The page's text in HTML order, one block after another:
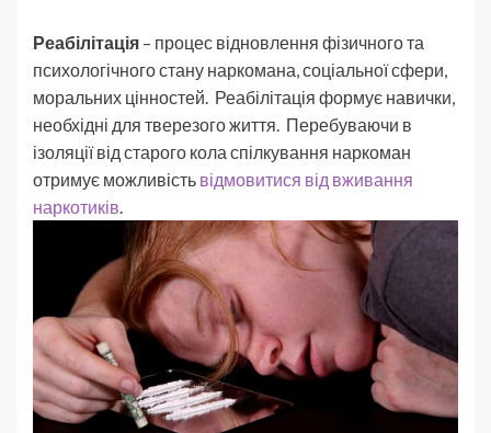
Реабілітація – процес відновлення фізичного та
психологічного стану наркомана, соціальної сфери,
моральних цінностей. Реабілітація формує навички,
необхідні для тверезого життя. Перебуваючи в
ізоляції від старого кола спілкування наркоман
отримує можливість відмовитися від вживання
наркотиків.